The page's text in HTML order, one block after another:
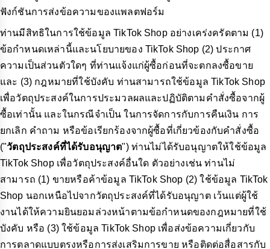
ฟังก์ชันการส่งข้อความของแพลตฟอร์ม
ท่านมีสิทธิในการใช้ข้อมูล TikTok Shop อย่างเคร่งครัดตาม (1)
ข้อกำหนดเหล่านี้และนโยบายของ TikTok Shop (2) ประกาศ
ความเป็นส่วนตัวใดๆ ที่ท่านแจ้งแก่ผู้ซื้อก่อนที่จะตกลงซื้อขาย
และ (3) กฎหมายที่ใช้บังคับ ท่านสามารถใช้ข้อมูล TikTok Shop
เพื่อวัตถุประสงค์ในการประมวลผลและปฏิบัติตามคำสั่งซื้อจากผู้
ซื้อเท่านั้น และในกรณีจำเป็น ในการจัดการกับการคืนเงิน การ
ยกเลิก คำถาม หรือข้อเรียกร้องจากผู้ซื้อที่เกี่ยวข้องกับคำสั่งซื้อ
("วัตถุประสงค์ที่ได้รับอนุญาต") ท่านไม่ได้รับอนุญาตให้ใช้ข้อมูล
TikTok Shop เพื่อวัตถุประสงค์อื่นใด ตัวอย่างเช่น ท่านไม่
สามารถ (1) ขายหรือค้าข้อมูล TikTok Shop (2) ใช้ข้อมูล TikTok
Shop นอกเหนือไปจากวัตถุประสงค์ที่ได้รับอนุญาต เว้นแต่ผู้ใช้
งานได้ให้ความยินยอมล่วงหน้าตามข้อกำหนดของกฎหมายที่ใช้
บังคับ หรือ (3) ใช้ข้อมูล TikTok Shop เพื่อส่งข้อความเกี่ยวกับ
การตลาดแบบตรงหรือการส่งเสริมการขาย หรือติดต่อสื่อสารกับ